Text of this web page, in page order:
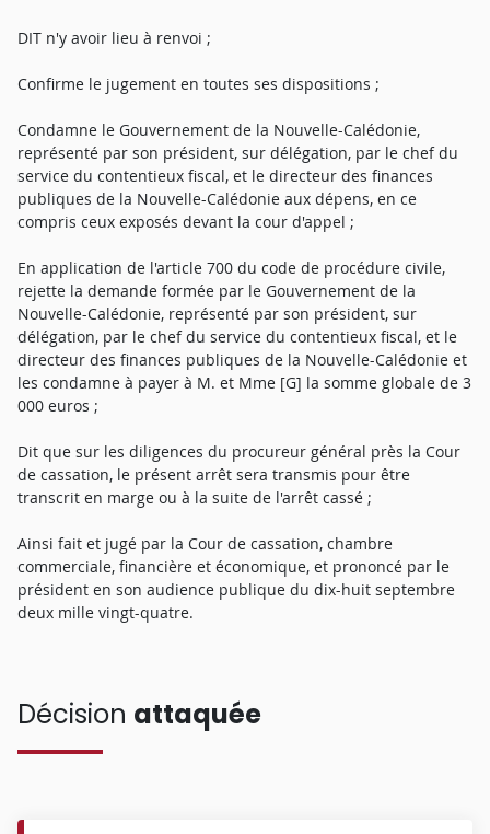
DIT n'y avoir lieu à renvoi ;
Confirme le jugement en toutes ses dispositions ;
Condamne le Gouvernement de la Nouvelle-Calédonie,
représenté par son président, sur délégation, par le chef du
service du contentieux fiscal, et le directeur des finances
publiques de la Nouvelle-Calédonie aux dépens, en ce
compris ceux exposés devant la cour d'appel ;
En application de l'article 700 du code de procédure civile,
rejette la demande formée par le Gouvernement de la
Nouvelle-Calédonie, représenté par son président, sur
délégation, par le chef du service du contentieux fiscal, et le
directeur des finances publiques de la Nouvelle-Calédonie et
les condamne à payer à M. et Mme [G] la somme globale de 3
000 euros ;
Dit que sur les diligences du procureur général près la Cour
de cassation, le présent arrêt sera transmis pour être
transcrit en marge ou à la suite de l'arrêt cassé ;
Ainsi fait et jugé par la Cour de cassation, chambre
commerciale, financière et économique, et prononcé par le
président en son audience publique du dix-huit septembre
deux mille vingt-quatre.
Décision attaquée